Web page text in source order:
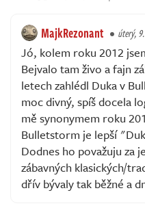
MajkRezonant úterý,
Jó, kolem roku 2012
Bejvalo tam živo a fajn
letech zahlédl Duka v
moc divný, spíš docela
mě synonymem roku
Bulletstorm je lepší
Dodnes ho považuju za
zábavných klasických/
dřív bývaly tak běžné a